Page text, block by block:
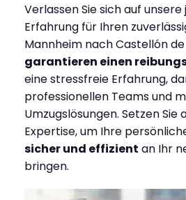
Verlassen Sie sich auf
Erfahrung für Ihren
Mannheim nach Castellón de
garantieren einen
eine stressfreie Erfahrung,
professionellen Teams und
Umzugslösungen. Setzen Sie
Expertise, um Ihre
sicher und effizient an Ihr
bringen.